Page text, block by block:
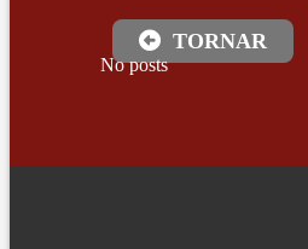
TORNAR
No posts